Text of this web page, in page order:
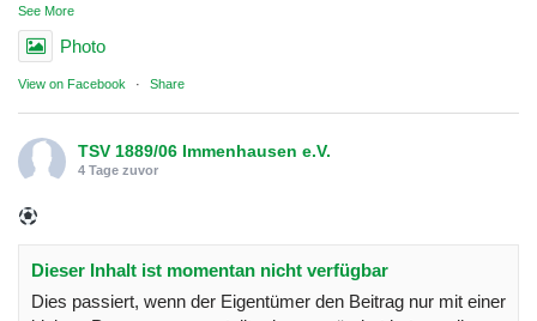
See More
Photo
View on Facebook · Share
TSV 1889/06 Immenhausen e.V.
4 Tage zuvor
Dieser Inhalt ist momentan nicht verfügbar
Dies passiert, wenn der Eigentümer den Beitrag nur mit einer